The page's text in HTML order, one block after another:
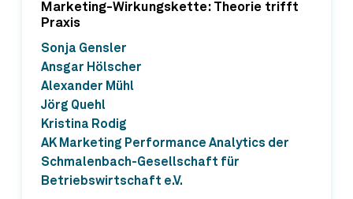
Marketing-Wirkungskette: Theorie trifft
Praxis
Sonja Gensler
Ansgar Hölscher
Alexander Mühl
Jörg Quehl
Kristina Rodig
AK Marketing Performance Analytics der
Schmalenbach-Gesellschaft für
Betriebswirtschaft e.V.